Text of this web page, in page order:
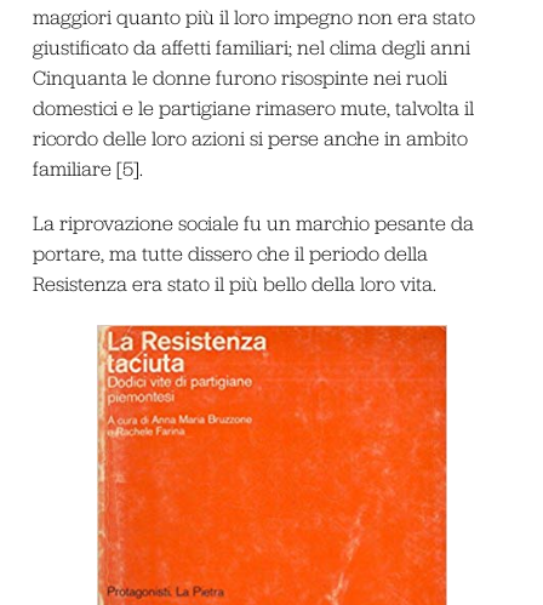
maggiori quanto più il loro impegno non era stato
giustificato da affetti familiari; nel clima degli anni
Cinquanta le donne furono risospinte nei ruoli
domestici e le partigiane rimasero mute, talvolta il
ricordo delle loro azioni si perse anche in ambito
familiare [5].
La riprovazione sociale fu un marchio pesante da
portare, ma tutte dissero che il periodo della
Resistenza era stato il più bello della loro vita.